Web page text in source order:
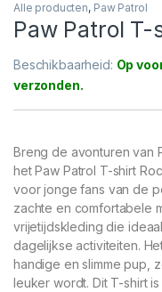
Alle producten, Paw Patrol
Paw Patrol
Beschikbaarheid: Op
Breng de avonturen van
het Paw Patrol T-shirt
voor jonge fans van de
zachte en comfortabele
vrijetijdskleding die
dagelijkse activiteiten.
handige en slimme pup,
leuker wordt. Dit T-shirt